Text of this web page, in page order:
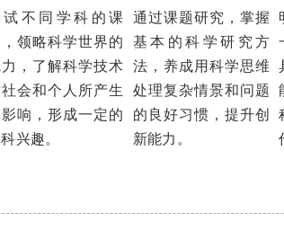
不同学科的课
领略科学世界的
，了解科学技术
会和个人所产生
响，形成一定的
兴趣。
通过课题研究，掌握
基本的科学研究方
法，养成用科学思维
处理复杂情景和问题
的良好习惯，提升创
新能力。